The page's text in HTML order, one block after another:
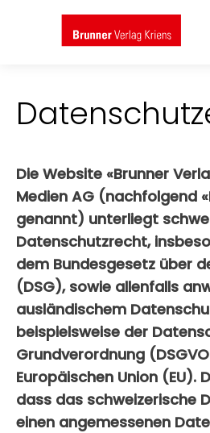
Die Website «Brunner
Medien AG (nachfolgend
genannt) unterliegt
Datenschutzrecht,
dem Bundesgesetz über
(DSG), sowie allenfalls
ausländischem
beispielsweise der
Grundverordnung
Europäischen Union (EU).
dass das schweizerische
einen angemessenen